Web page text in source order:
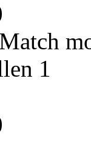
Match
1